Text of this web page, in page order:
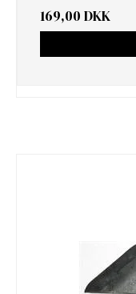
169,00 DKK